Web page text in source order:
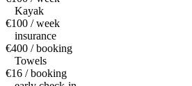
Kayak
€100 / week
insurance
€400 / booking
Towels
€16 / booking